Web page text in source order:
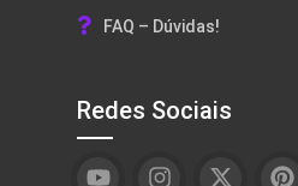
FAQ – Dúvidas!
Redes Sociais